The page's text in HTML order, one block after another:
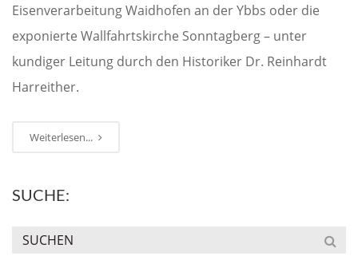
Eisenverarbeitung Waidhofen an der Ybbs oder die
exponierte Wallfahrtskirche Sonntagberg – unter
kundiger Leitung durch den Historiker Dr. Reinhardt
Harreither.
Weiterlesen...
SUCHE: